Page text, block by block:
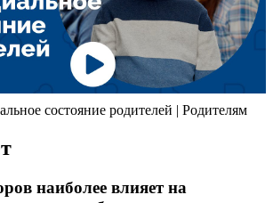
состояние родителей | Родителям
наиболее влияет на